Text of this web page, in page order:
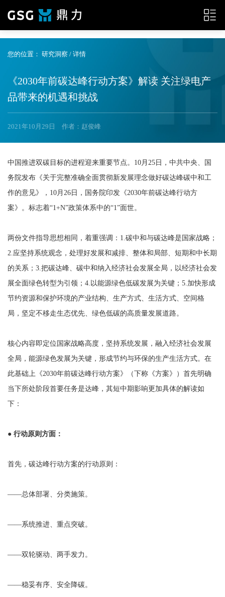
您的位置： 研究洞察 / 详情
《2030年前碳达峰行动方案》解读 关注绿电产
品带来的机遇和挑战
2021年10月29日 作者：赵俊峰
中国推进双碳目标的进程迎来重要节点。10月25日，中共中央、国
务院发布《关于完整准确全面贯彻新发展理念做好碳达峰碳中和工
作的意见》，10月26日，国务院印发《2030年前碳达峰行动方
案》。标志着“1+N”政策体系中的“1”面世。
两份文件指导思想相同，着重强调：1.碳中和与碳达峰是国家战略；
2.应坚持系统观念，处理好发展和减排、整体和局部、短期和中长期
的关系；3.把碳达峰、碳中和纳入经济社会发展全局，以经济社会发
展全面绿色转型为引领；4.以能源绿色低碳发展为关键；5.加快形成
节约资源和保护环境的产业结构、生产方式、生活方式、空间格
局，坚定不移走生态优先、绿色低碳的高质量发展道路。
核心内容即定位国家战略高度，坚持系统发展，融入经济社会发展
全局，能源绿色发展为关键，形成节约与环保的生产生活方式。在
此基础上《2030年前碳达峰行动方案》（下称《方案》）首先明确
当下所处阶段首要任务是达峰，其短中期影响更加具体的解读如
下：
● 行动原则方面：
首先，碳达峰行动方案的行动原则：
——总体部署、分类施策。
——系统推进、重点突破。
——双轮驱动、两手发力。
——稳妥有序、安全降碳。